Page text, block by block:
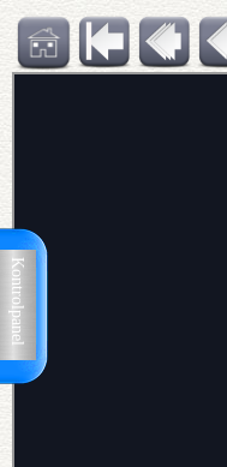
Kontrolpanel